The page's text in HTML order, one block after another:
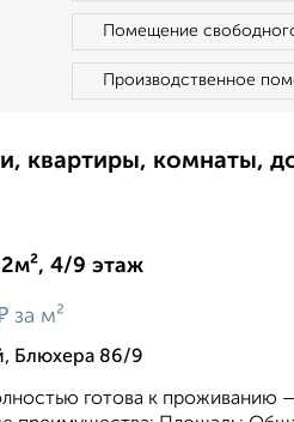
Помещение
Производственное
квартиры, комнаты,
4/9 этаж
за м²
Блюхера 86/9
готова к